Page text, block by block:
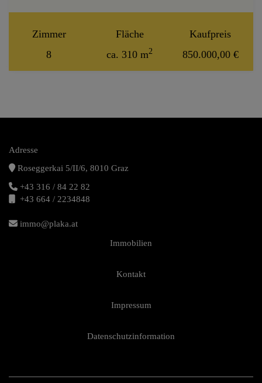
Zimmer
8
Fläche
ca. 310 m2
Kaufpreis
850.000,00 €
Adresse
Roseggerkai 5/II/6, 8010 Graz
+43 316 / 84 22 82
+43 664 / 2234848
immo@plaka.at
Immobilien
Kontakt
Impressum
Datenschutzinformation